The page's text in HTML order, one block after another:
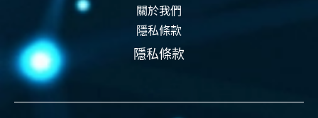
關於我們
隱私條款
隱私條款
資安認證 智能運維
事前預防 事中偵測 事後復原